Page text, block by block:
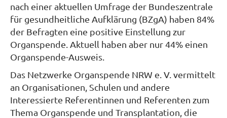
nach einer aktuellen Umfrage der Bundeszentrale
für gesundheitliche Aufklärung (BZgA) haben 84%
der Befragten eine positive Einstellung zur
Organspende. Aktuell haben aber nur 44% einen
Organspende-Ausweis.
Das Netzwerke Organspende NRW e. V. vermittelt
an Organisationen, Schulen und andere
Interessierte Referentinnen und Referenten zum
Thema Organspende und Transplantation, die